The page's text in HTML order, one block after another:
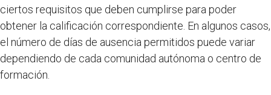
ciertos requisitos que deben cumplirse para poder
obtener la calificación correspondiente. En algunos casos,
el número de días de ausencia permitidos puede variar
dependiendo de cada comunidad autónoma o centro de
formación.